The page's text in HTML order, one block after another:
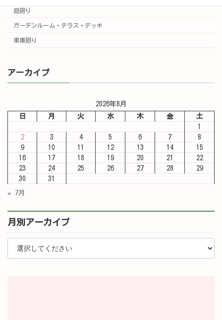
庭廻り
ガーデンルーム・テラス・デッキ
車庫廻り
アーカイブ
2026年8月
日
月 火 水 木 金
土
1
2
3 4 5 6 7
8
9
10 11 12 13 14
15
16
17 18 19 20 21
22
23
24 25 26 27 28
29
30
31
« 7月
月別アーカイブ